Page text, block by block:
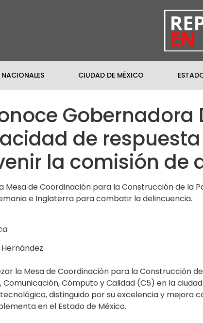
NACIONALES CIUDAD DE MÉXICO
Gobernadora
de
la comisión de
Mesa de Coordinación para la Construcción de la
e Inglaterra para combatir la delincuencia.
la Mesa de Coordinación para la Construcción
Comunicación, Cómputo y Calidad (C5) en la
distinguido por su excelencia y mejora
en el Estado de México.